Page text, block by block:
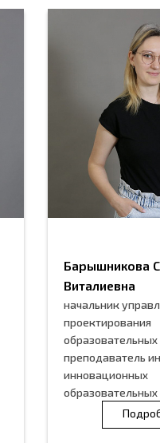
Барышникова
Виталиевна
начальник
проектирования
преподаватель
инновационных